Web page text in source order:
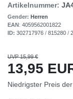
Artikelnummer:
Gender: Herren
EAN: 4059562001822
ID: 302717976 / 815280 /
UVP 15,99 €
13,95
Niedrigster Preis